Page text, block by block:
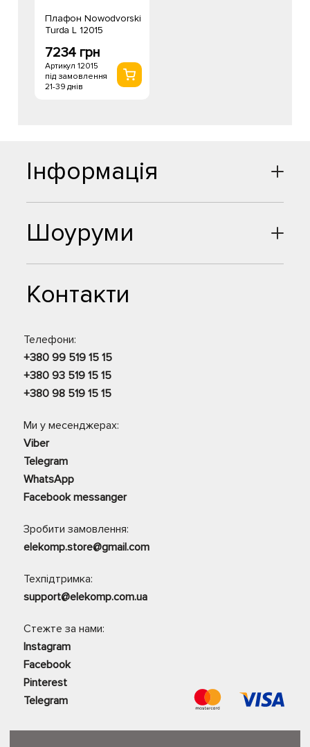
Плафон Nowodvorski
Turda L 12015
7234 грн
Артикул 12015
під замовлення
21-39 днів
Шоуруми
Контакти
Телефони:
+380 99 519 15 15
+380 93 519 15 15
+380 98 519 15 15
Ми у месенджерах:
Viber
Telegram
WhatsApp
Facebook messanger
Зробити замовлення:
elekomp.store@gmail.com
Техпідтримка:
support@elekomp.com.ua
Стежте за нами:
Instagram
Facebook
Pinterest
Telegram
Інформація